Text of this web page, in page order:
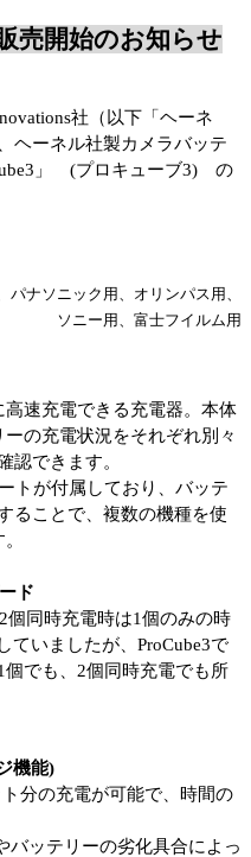
売開始のお知らせ
社（以下「ヘーネ
ヘーネル社製カメラバッテ
」 (プロキューブ3) の
ナソニック用、オリンパス用、
ソニー用、富士フイルム用
高速充電できる充電器。本体
の充電状況をそれぞれ別々
認できます。
トが付属しており、バッテ
ることで、複数の機種を使
ド
2個同時充電時は1個のみの時
ていましたが、 ProCube3で
個でも、 2個同時充電でも所
機能)
分の充電が可能で、時間の
ッテリーの劣化具合によっ